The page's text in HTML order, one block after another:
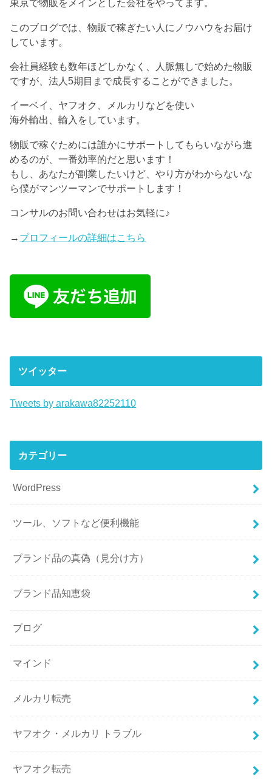
東京で物販をメインとした会社をやってます。
このブログでは、物販で稼ぎたい人にノウハウをお届け
しています。
会社員経験も数年ほどしかなく、人脈無しで始めた物販
ですが、法人5期目まで成長することができました。
イーベイ、ヤフオク、メルカリなどを使い
海外輸出、輸入をしています。
物販で稼ぐためには誰かにサポートしてもらいながら進
めるのが、一番効率的だと思います！
もし、あなたが副業したいけど、やり方がわからないな
ら僕がマンツーマンでサポートします！
コンサルのお問い合わせはお気軽に♪
→ プロフィールの詳細はこちら
ツイッター
Tweets by arakawa82252110
カテゴリー
WordPress
ツール、ソフトなど便利機能
ブランド品の真偽（見分け方）
ブランド品知恵袋
ブログ
マインド
メルカリ転売
ヤフオク・メルカリ トラブル
ヤフオク転売